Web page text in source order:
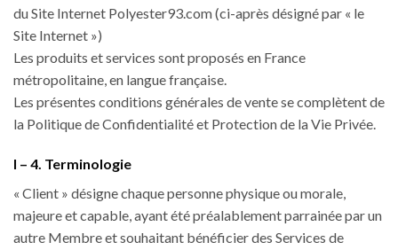
du Site Internet Polyester93.com (ci-après désigné par « le
Site Internet »)
Les produits et services sont proposés en France
métropolitaine, en langue française.
Les présentes conditions générales de vente se complètent de
la Politique de Confidentialité et Protection de la Vie Privée.
I – 4. Terminologie
« Client » désigne chaque personne physique ou morale,
majeure et capable, ayant été préalablement parrainée par un
autre Membre et souhaitant bénéficier des Services de